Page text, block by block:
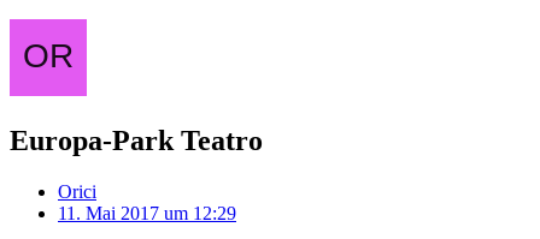
Europa-Park Teatro
Orici
11. Mai 2017 um 12:29